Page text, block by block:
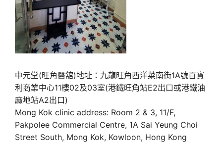
中元堂(旺角醫舘)地址：九龍旺角西洋菜南街1A號百寶
利商業中心11樓02及03室(港鐵旺角站E2出口或港鐵油
麻地站A2出口)
Mong Kok clinic address: Room 2 & 3, 11/F,
Pakpolee Commercial Centre, 1A Sai Yeung Choi
Street South, Mong Kok, Kowloon, Hong Kong